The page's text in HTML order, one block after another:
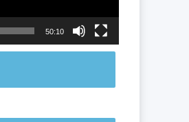
50:10